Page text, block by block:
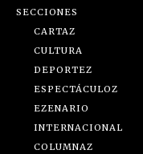
SECCIONES
CARTAZ
CULTURA
DEPORTEZ
ESPECTÁCULOZ
EZENARIO
INTERNACIONAL
COLUMNAZ